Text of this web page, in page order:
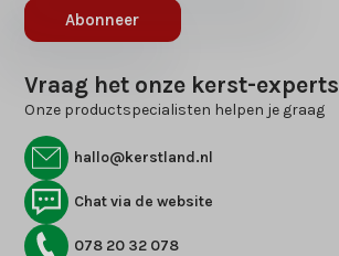
Abonneer
Vraag het onze kerst-experts
Onze productspecialisten helpen je graag
hallo@kerstland.nl
Chat via de website
078 20 32 078